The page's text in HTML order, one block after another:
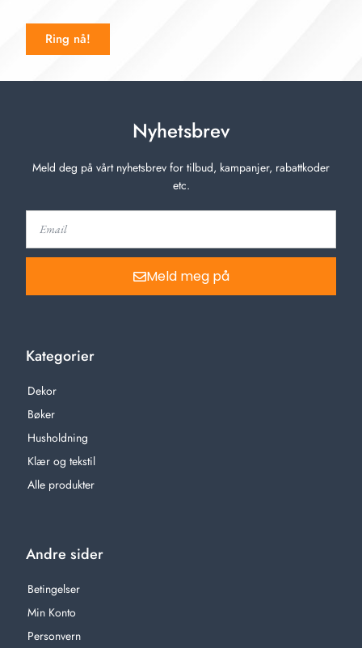
Ring nå!
Nyhetsbrev
Meld deg på vårt nyhetsbrev for tilbud, kampanjer, rabattkoder
etc.
Meld meg på
Kategorier
Dekor
Bøker
Husholdning
Klær og tekstil
Alle produkter
Andre sider
Betingelser
Min Konto
Personvern